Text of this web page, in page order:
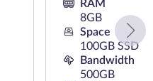
RAM
8GB
Space
100GB SSD
Bandwidth
500GB